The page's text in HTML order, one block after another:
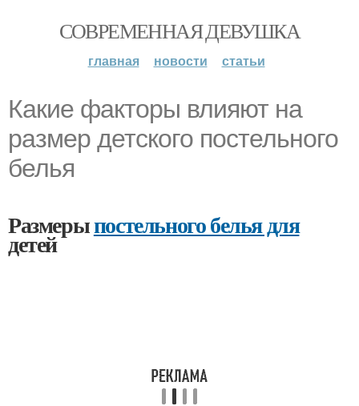
СОВРЕМЕННАЯ ДЕВУШКА
главная новости статьи
Какие факторы влияют на
размер детского постельного
белья
Размерыпостельного белья для
детей